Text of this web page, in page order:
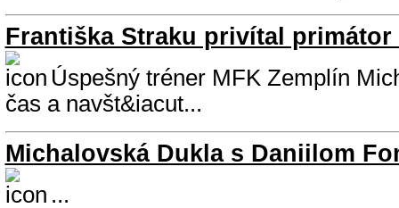
Františka Straku privítal primátor
Úspešný tréner MFK Zemplín
čas a navšt&iacut...
Michalovská Dukla s Daniilom
...